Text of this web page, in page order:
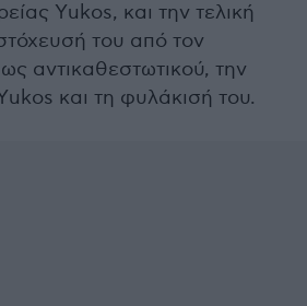
Υukos, και την τελική
του από τον
αντικαθεστωτικού, την
και τη φυλάκισή του.